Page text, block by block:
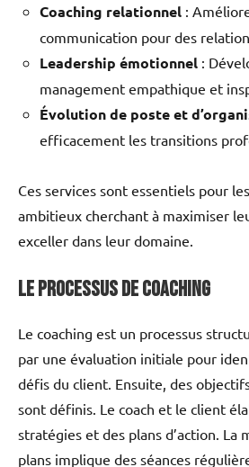
Coaching relationnel :
communication pour des
Leadership émotionnel :
management empathique et
Évolution de poste et
efficacement les transitions
Ces services sont essentiels pour
ambitieux cherchant à maximiser
exceller dans leur domaine.
Le processus de coaching
Le coaching est un processus
par une évaluation initiale pour
défis du client. Ensuite, des
sont définis. Le coach et le client
stratégies et des plans d’action. La
plans implique des séances